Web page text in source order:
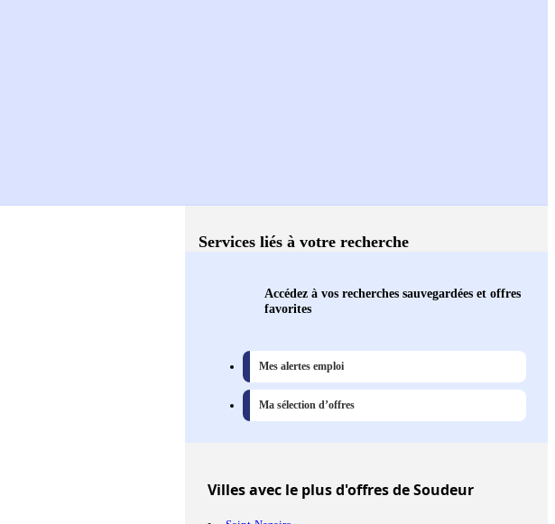
Services liés à votre recherche
Accédez à vos recherches sauvegardées et offres
favorites
Mes alertes emploi
Ma sélection d’offres
Villesavec le plus d'offres de Soudeur